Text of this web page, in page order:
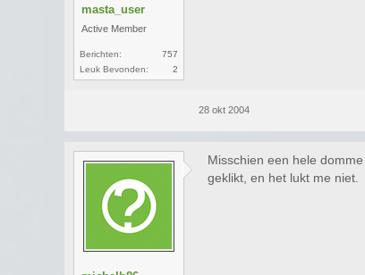
masta_user
Active Member
Berichten:
757
Leuk Bevonden:
2
28 okt 2004
Misschien een hele
geklikt, en het lukt me niet.